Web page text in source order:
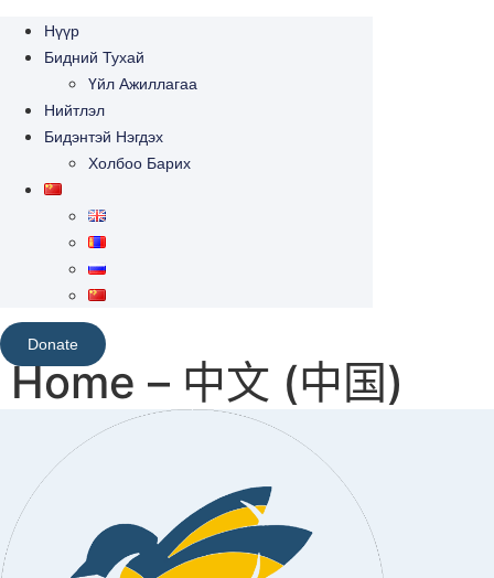
Нүүр
Бидний Тухай
Үйл Ажиллагаа
Нийтлэл
Бидэнтэй Нэгдэх
Холбоо Барих
Donate
Home – 中文 (中国)